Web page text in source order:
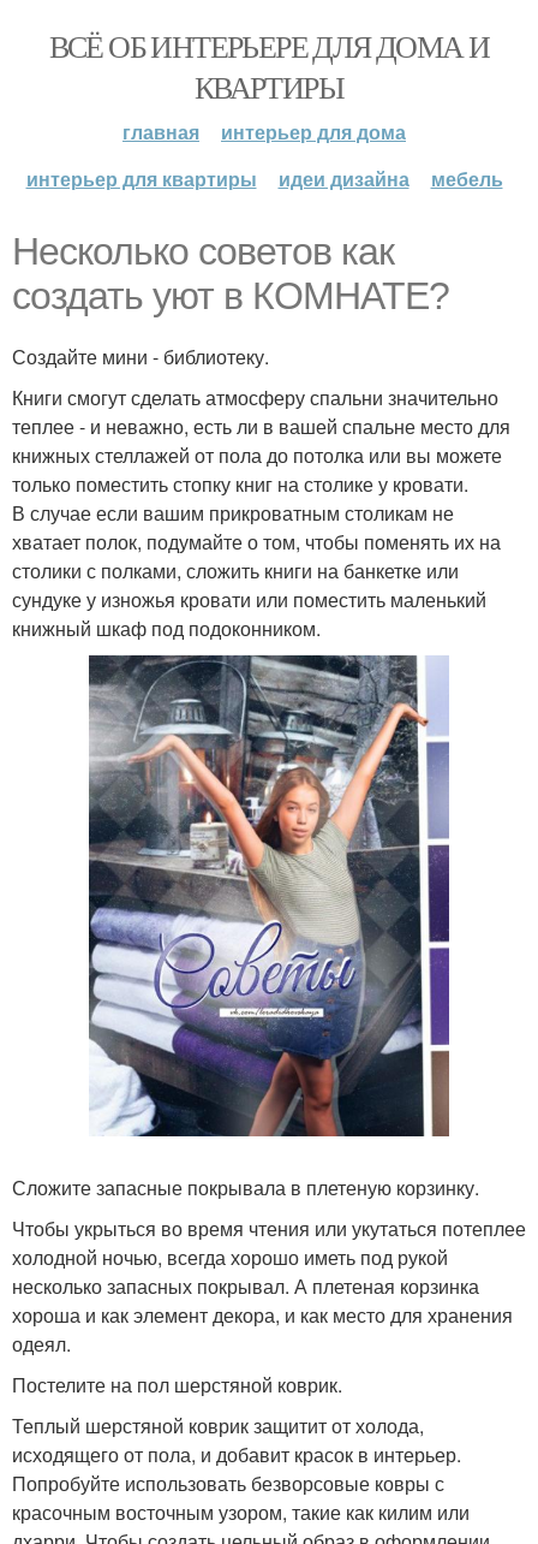
ВСЁ ОБ ИНТЕРЬЕРЕ ДЛЯ ДОМА И
КВАРТИРЫ
главная
интерьер для дома
интерьер для квартиры
идеи дизайна мебель
Несколько советов как
создать уют в КОМНАТЕ?
Создайте мини - библиотеку.
Книги смогут сделать атмосферу спальни значительно
теплее - и неважно, есть ли в вашей спальне место для
книжных стеллажей от пола до потолка или вы можете
только поместить стопку книг на столике у кровати.
В случае если вашим прикроватным столикам не
хватает полок, подумайте о том, чтобы поменять их на
столики с полками, сложить книги на банкетке или
сундуке у изножья кровати или поместить маленький
книжный шкаф под подоконником.
Сложите запасные покрывала в плетеную корзинку.
Чтобы укрыться во время чтения или укутаться потеплее
холодной ночью, всегда хорошо иметь под рукой
несколько запасных покрывал. А плетеная корзинка
хороша и как элемент декора, и как место для хранения
одеял.
Постелите на пол шерстяной коврик.
Теплый шерстяной коврик защитит от холода,
исходящего от пола, и добавит красок в интерьер.
Попробуйте использовать безворсовые ковры с
красочным восточным узором, такие как килим или